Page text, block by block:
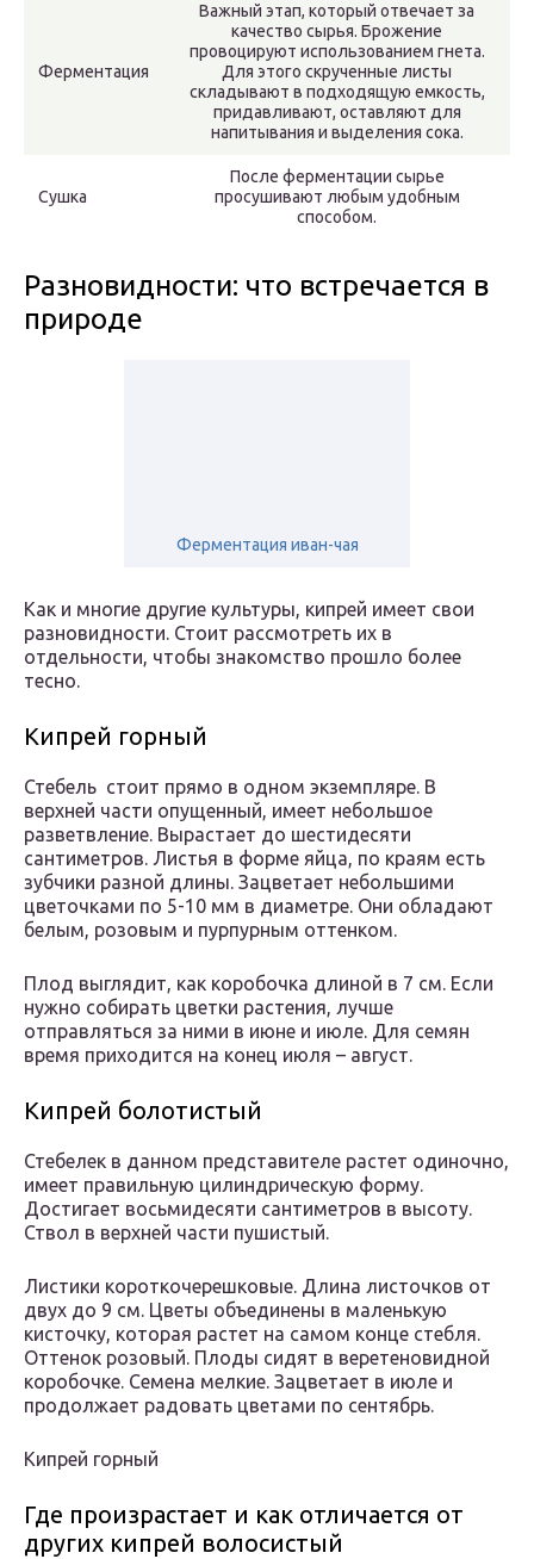
Ферментация
Важный этап, который отвечает за
качество сырья. Брожение
провоцируют использованием гнета.
Для этого скрученные листы
складывают в подходящую емкость,
придавливают, оставляют для
напитывания и выделения сока.
Сушка
После ферментации сырье
просушивают любым удобным
способом.
Разновидности: что встречается в
природе
Ферментация иван-чая
Как и многие другие культуры, кипрей имеет свои
разновидности. Стоит рассмотреть их в
отдельности, чтобы знакомство прошло более
тесно.
Кипрей горный
Стебель стоит прямо в одном экземпляре. В
верхней части опущенный, имеет небольшое
разветвление. Вырастает до шестидесяти
сантиметров. Листья в форме яйца, по краям есть
зубчики разной длины. Зацветает небольшими
цветочками по 5-10 мм в диаметре. Они обладают
белым, розовым и пурпурным оттенком.
Плод выглядит, как коробочка длиной в 7 см. Если
нужно собирать цветки растения, лучше
отправляться за ними в июне и июле. Для семян
время приходится на конец июля – август.
Кипрей болотистый
Стебелек в данном представителе растет одиночно,
имеет правильную цилиндрическую форму.
Достигает восьмидесяти сантиметров в высоту.
Ствол в верхней части пушистый.
Листики короткочерешковые. Длина листочков от
двух до 9 см. Цветы объединены в маленькую
кисточку, которая растет на самом конце стебля.
Оттенок розовый. Плоды сидят в веретеновидной
коробочке. Семена мелкие. Зацветает в июле и
продолжает радовать цветами по сентябрь.
Кипрей горный
Где произрастает и как отличается от
других кипрей волосистый